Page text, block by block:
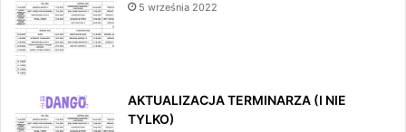
5 września 2022
AKTUALIZACJA TERMINARZA (I NIE
TYLKO)